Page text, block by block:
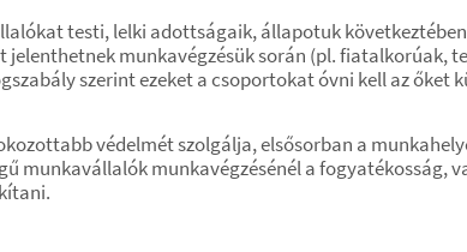
testi, lelki adottságaik, állapotuk
munkavégzésük során (pl. fiatalkorúak,
szerint ezeket a csoportokat óvni kell az őket
védelmét szolgálja, elsősorban a
munkavégzésénél a fogyatékosság,